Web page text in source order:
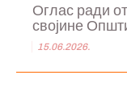
Оглас ради
својине
15.06.2026.